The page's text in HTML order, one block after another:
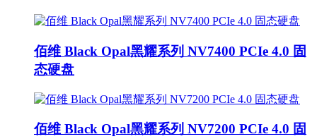
佰维 Black Opal黑耀系列 NV7400 PCIe 4.0 固
态硬盘
佰维 Black Opal黑耀系列 NV7200 PCIe 4.0 固